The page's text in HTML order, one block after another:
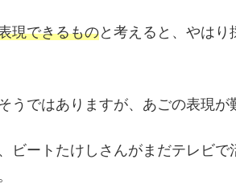
現できるものと考えると、やは
うではありますが、あごの表現が
ビートたけしさんがまだテレビで